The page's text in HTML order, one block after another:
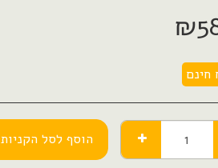
₪
חינם
הוסף לסל הקניות